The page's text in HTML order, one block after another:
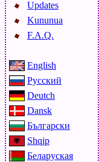
Updates
Kununua
F.A.Q.
English
Русский
Deutch
Dansk
Български
Shqip
Беларуская